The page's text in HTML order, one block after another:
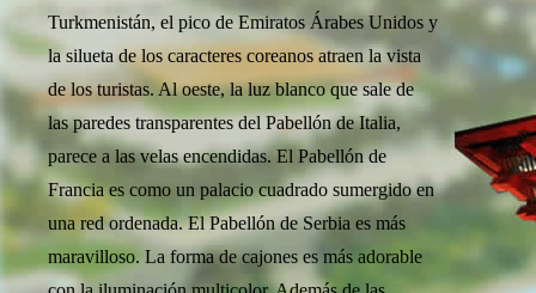
Turkmenistán, el pico de Emiratos Árabes Unidos y
la silueta de los caracteres coreanos atraen la vista
de los turistas. Al oeste, la luz blanco que sale de
las paredes transparentes del Pabellón de Italia,
parece a las velas encendidas. El Pabellón de
Francia es como un palacio cuadrado sumergido en
una red ordenada. El Pabellón de Serbia es más
maravilloso. La forma de cajones es más adorable